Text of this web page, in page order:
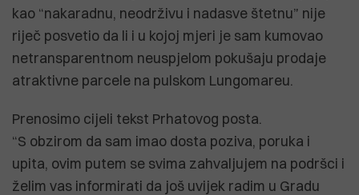
kao “nakaradnu, neodrživu i nadasve štetnu” nije
riječ posvetio da li i u kojoj mjeri je sam kumovao
netransparentnom neuspjelom pokušaju prodaje
atraktivne parcele na pulskom Lungomareu.
Prenosimo cijeli tekst Prhatovog posta.
“S obzirom da sam imao dosta poziva, poruka i
upita, ovim putem se svima zahvaljujem na podršci i
želim vas informirati da još uvijek radim u Gradu